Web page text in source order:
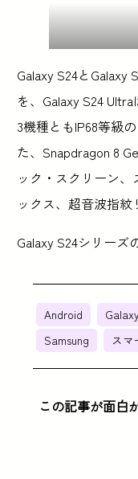
Galaxy S24とGalaxy
を、Galaxy S24
3機種ともIP68等級
た、Snapdragon 8
ック・スクリーン
ックス、超音波指紋
Galaxy S24シリーズ
Android
Samsung
スマ
この記事が面白